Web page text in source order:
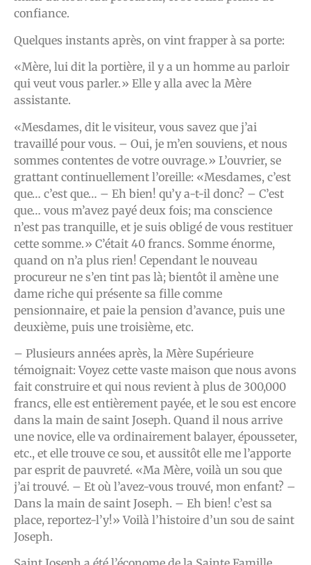
confiance.
Quelques instants après, on vint frapper à sa porte:
«Mère, lui dit la portière, il y a un homme au parloir
qui veut vous parler.» Elle y alla avec la Mère
assistante.
«Mesdames, dit le visiteur, vous savez que j’ai
travaillé pour vous. – Oui, je m’en souviens, et nous
sommes contentes de votre ouvrage.» L’ouvrier, se
grattant continuellement l’oreille: «Mesdames, c’est
que… c’est que… – Eh bien! qu’y a-t-il donc? – C’est
que… vous m’avez payé deux fois; ma conscience
n’est pas tranquille, et je suis obligé de vous restituer
cette somme.» C’était 40 francs. Somme énorme,
quand on n’a plus rien! Cependant le nouveau
procureur ne s’en tint pas là; bientôt il amène une
dame riche qui présente sa fille comme
pensionnaire, et paie la pension d’avance, puis une
deuxième, puis une troisième, etc.
– Plusieurs années après, la Mère Supérieure
témoignait: Voyez cette vaste maison que nous avons
fait construire et qui nous revient à plus de 300,000
francs, elle est entièrement payée, et le sou est encore
dans la main de saint Joseph. Quand il nous arrive
une novice, elle va ordinairement balayer, épousseter,
etc., et elle trouve ce sou, et aussitôt elle me l’apporte
par esprit de pauvreté. «Ma Mère, voilà un sou que
j’ai trouvé. – Et où l’avez-vous trouvé, mon enfant? –
Dans la main de saint Joseph. – Eh bien! c’est sa
place, reportez-l’y!» Voilà l’histoire d’un sou de saint
Joseph.